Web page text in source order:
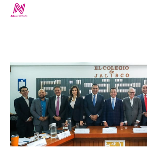
TV en Vivo
Jalisco Noticias
Programación